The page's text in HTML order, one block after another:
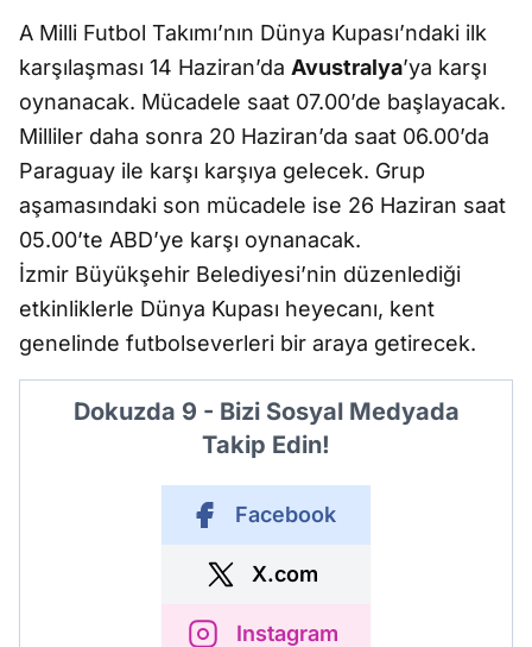
A Milli Futbol Takımı’nın Dünya Kupası’ndaki ilk
karşılaşması 14 Haziran’da Avustralya’ya karşı
oynanacak. Mücadele saat 07.00’de başlayacak.
Milliler daha sonra 20 Haziran’da saat 06.00’da
Paraguay ile karşı karşıya gelecek. Grup
aşamasındaki son mücadele ise 26 Haziran saat
05.00’te ABD’ye karşı oynanacak.
İzmir Büyükşehir Belediyesi’nin düzenlediği
etkinliklerle Dünya Kupası heyecanı, kent
genelinde futbolseverleri bir araya getirecek.
Dokuzda 9 - Bizi Sosyal Medyada
Takip Edin!
Facebook
X.com
Instagram